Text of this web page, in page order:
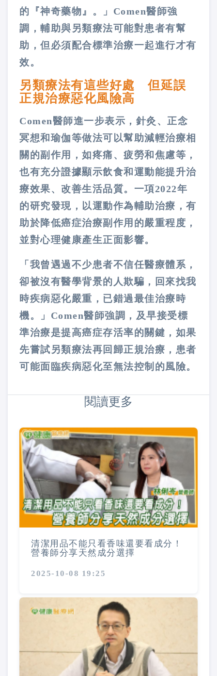
的『神奇藥物』。」Comen醫師強
調，輔助與另類療法可能對患者有幫
助，但必須配合標準治療一起進行才有
效。
另類療法有這些好處 但延誤
正規治療惡化風險高
Comen醫師進一步表示，針灸、正念
冥想和瑜伽等做法可以幫助減輕治療相
關的副作用，如疼痛、疲勞和焦慮等，
也有充分證據顯示飲食和運動能提升治
療效果、改善生活品質。一項2022年
的研究發現，以運動作為輔助治療，有
助於降低癌症治療副作用的嚴重程度，
並對心理健康產生正面影響。
「我曾遇過不少患者不信任醫療體系，
卻被沒有醫學背景的人欺騙，回來找我
時疾病惡化嚴重，已錯過最佳治療時
機。」Comen醫師強調，及早接受標
準治療是提高癌症存活率的關鍵，如果
先嘗試另類療法再回歸正規治療，患者
可能面臨疾病惡化至無法控制的風險。
閱讀更多
清潔用品不能只看香味還要看成分！
營養師分享天然成分選擇
2025-10-08 19:25